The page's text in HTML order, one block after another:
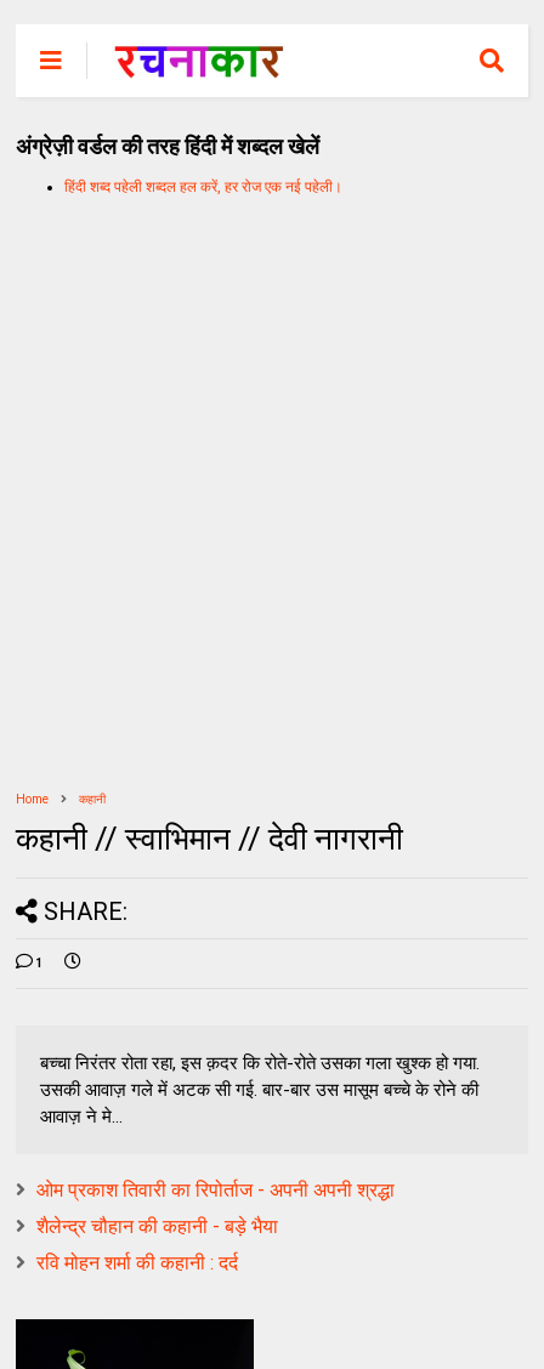
अंग्रेज़ी वर्डल की तरह हिंदी में शब्दल खेलें
हिंदी शब्द पहेली शब्दल हल करें, हर रोज एक नई पहेली।
Home कहानी
कहानी // स्वाभिमान // देवी नागरानी
SHARE:
1
बच्चा निरंतर रोता रहा, इस क़दर कि रोते-रोते उसका गला खुश्क हो गया.
उसकी आवाज़ गले में अटक सी गई. बार-बार उस मासूम बच्चे के रोने की
आवाज़ ने मे...
ओम प्रकाश तिवारी का रिपोर्ताज - अपनी अपनी श्रद्धा
शैलेन्द्र चौहान की कहानी - बड़े भैया
रवि मोहन शर्मा की कहानी : दर्द